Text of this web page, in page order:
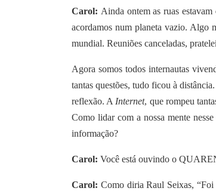
Carol: Ainda ontem as ruas
acordamos num planeta vazio. Algo
mundial. Reuniões canceladas,
Agora somos todos internautas
tantas questões, tudo ficou à
reflexão. A Internet, que rompeu
Como lidar com a nossa mente
informação?
Carol: Você está ouvindo o
Carol: Como diria Raul Seixas, “Foi